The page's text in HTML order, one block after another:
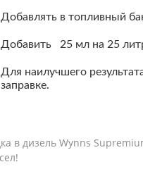
Добавлять в топливный
Добавить 25 мл на 25
Для наилучшего
заправке.
в дизель Wynns